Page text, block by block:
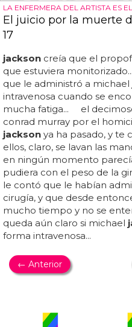
LA ENFERMERA DEL ARTISTA ES
El juicio por la muerte
17
jackson creía que el
que estuviera
que le administró a michael
intravenosa cuando se
mucha fatiga... el
conrad murray por el
jackson ya ha pasado, y te
ellos, claro, se lavan las
en ningún momento
pudiera con el peso de la
le contó que le habían
cirugía, y que desde
mucho tiempo y no se
queda aún claro si michael
forma intravenosa...
← Anterior